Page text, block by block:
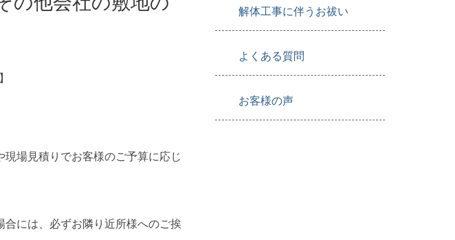
場見積りでお客様のご予算に応じ
には、必ずお隣り近所様へのご挨
解体工事に伴うお祓い
よくある質問
お客様の声